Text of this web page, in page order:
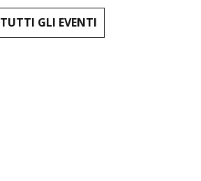
TUTTI GLI EVENTI